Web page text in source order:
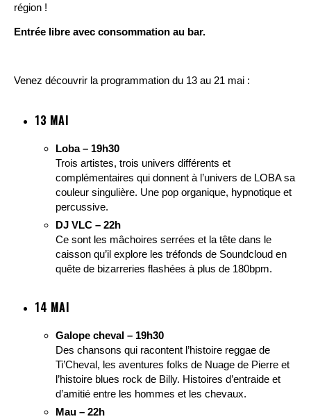
région !
Entrée libre avec consommation au bar.
Venez découvrir la programmation du 13 au 21 mai :
13 MAI
Loba – 19h30
Trois artistes, trois univers différents et
complémentaires qui donnent à l’univers de LOBA sa
couleur singulière. Une pop organique, hypnotique et
percussive.
DJ VLC – 22h
Ce sont les mâchoires serrées et la tête dans le
caisson qu’il explore les tréfonds de Soundcloud en
quête de bizarreries flashées à plus de 180bpm.
14 MAI
Galope cheval – 19h30
Des chansons qui racontent l’histoire reggae de
Ti’Cheval, les aventures folks de Nuage de Pierre et
l’histoire blues rock de Billy. Histoires d’entraide et
d’amitié entre les hommes et les chevaux.
Mau – 22h